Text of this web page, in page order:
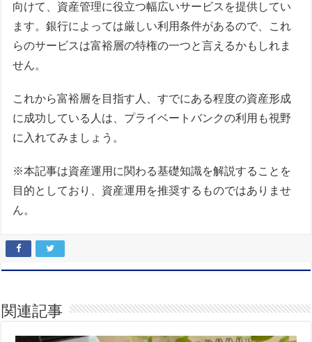
向けて、資産管理に役立つ幅広いサービスを提供してい
ます。銀行によっては厳しい利用条件があるので、これ
らのサービスは富裕層の特権の一つと言えるかもしれま
せん。
これから富裕層を目指す人、すでにある程度の資産形成
に成功している人は、プライベートバンクの利用も視野
に入れてみましょう。
※本記事は資産運用に関わる基礎知識を解説することを
目的としており、資産運用を推奨するものではありませ
ん。
関連記事